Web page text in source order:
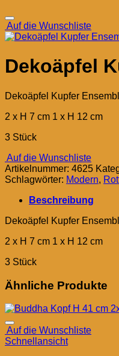
Auf die Wunschliste
Dekoäpfel
Dekoäpfel Kupfer
2 x H 7 cm 1 x H 12 cm
3 Stück
Auf die Wunschliste
Artikelnummer: 4625
Schlagwörter: Modern,
Beschreibung
Dekoäpfel Kupfer
2 x H 7 cm 1 x H 12 cm
3 Stück
Ähnliche Produkte
Auf die Wunschliste
Schnellansicht